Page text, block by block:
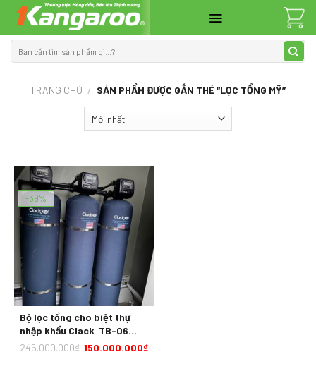
content
kiếm:
TRANG CHỦ / SẢN PHẨM ĐƯỢC GẮN THẺ “LỌC TỔNG MỸ”
-39%
Bộ lọc tổng cho biệt thự
nhập khẩu Clack TB-06
Softener
245.000.000₫ 150.000.000₫